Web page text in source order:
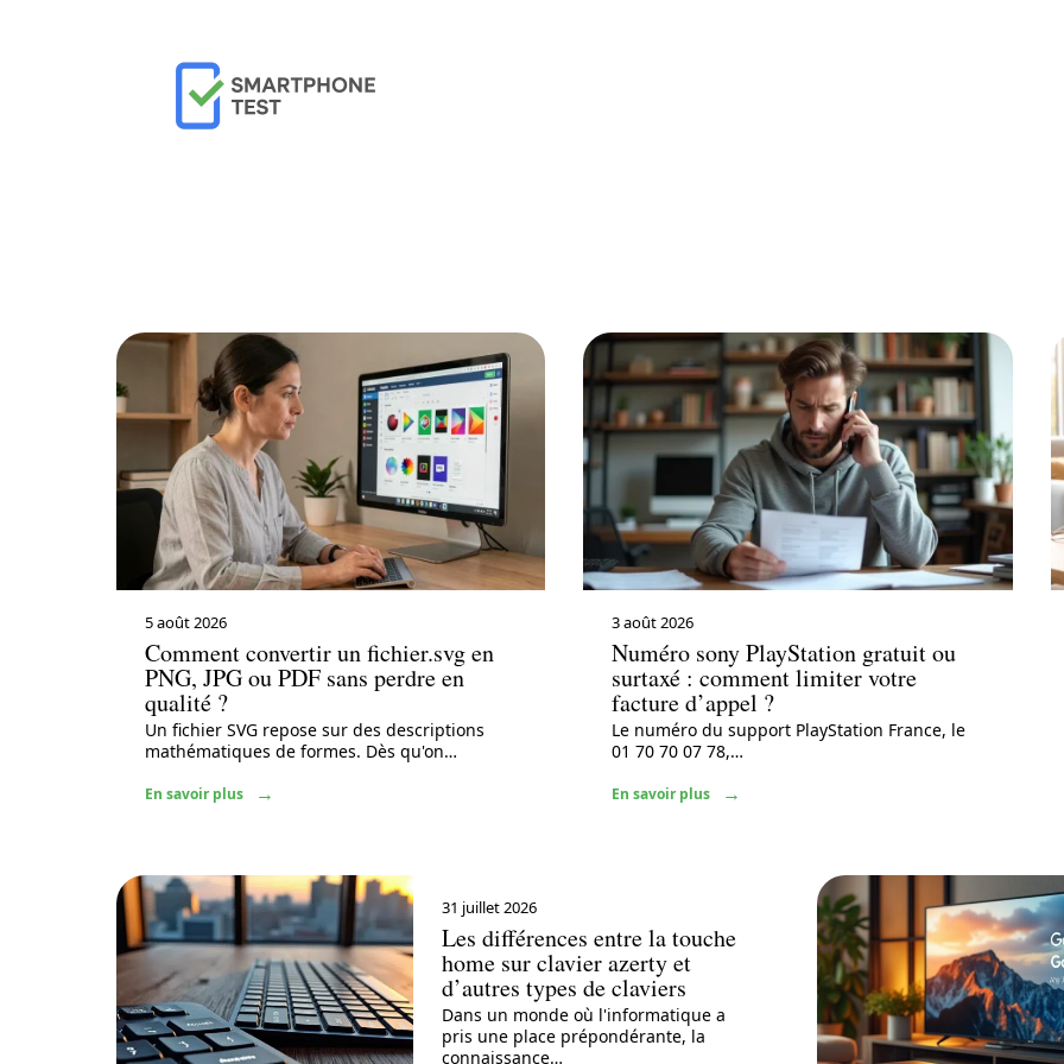
5 août 2026
Comment convertir un fichier.svg en
PNG, JPG ou PDF sans perdre en
qualité ?
Un fichier SVG repose sur des descriptions
mathématiques de formes. Dès qu'on…
En savoir plus
3 août 2026
Numéro sony PlayStation gratuit ou
surtaxé : comment limiter votre
facture d’appel ?
Le numéro du support PlayStation France, le
01 70 70 07 78,…
En savoir plus
31 juillet 2026
Les différences entre la touche
home sur clavier azerty et
d’autres types de claviers
Dans un monde où l'informatique a
pris une place prépondérante, la
connaissance…